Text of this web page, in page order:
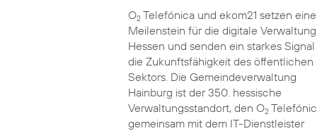
O2Telefónica und ekom21 setzen
Meilenstein für die digitale
Hessen und senden ein starkes
die Zukunftsfähigkeit des öffentlichen
Sektors. Die Gemeindeverwaltung
Hainburg ist der 350. hessische
Verwaltungsstandort, den O2
gemeinsam mit dem IT-Dienstleister